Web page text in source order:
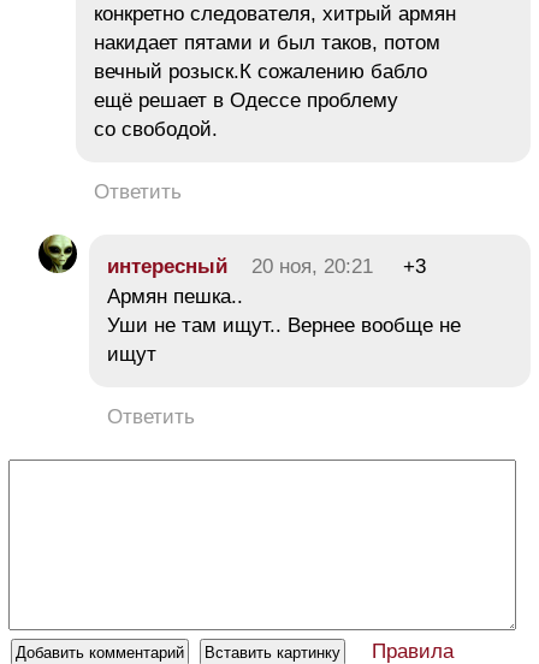
конкретно следователя, хитрый армян
накидает пятами и был таков, потом
вечный розыск.К сожалению бабло
ещё решает в Одессе проблему
со свободой.
Ответить
интересный 20 ноя, 20:21
+3
Армян пешка..
Уши не там ищут.. Вернее вообще не
ищут
Ответить
Правила